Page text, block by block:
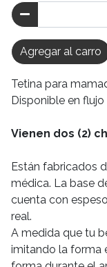
Agregar al carro
Tetina para
Disponible en
Vienen dos (2)
Están fabricados
médica. La base
cuenta con
real.
A medida que tu
imitando la forma